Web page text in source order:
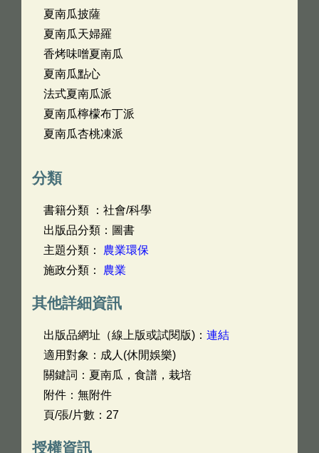
夏南瓜披薩
夏南瓜天婦羅
香烤味噌夏南瓜
夏南瓜點心
法式夏南瓜派
夏南瓜檸檬布丁派
夏南瓜杏桃凍派
分類
書籍分類 ：社會/科學
出版品分類：圖書
主題分類： 農業環保
施政分類： 農業
其他詳細資訊
出版品網址（線上版或試閱版)： 連結
適用對象：成人(休閒娛樂)
關鍵詞：夏南瓜，食譜，栽培
附件：無附件
頁/張/片數：27
授權資訊